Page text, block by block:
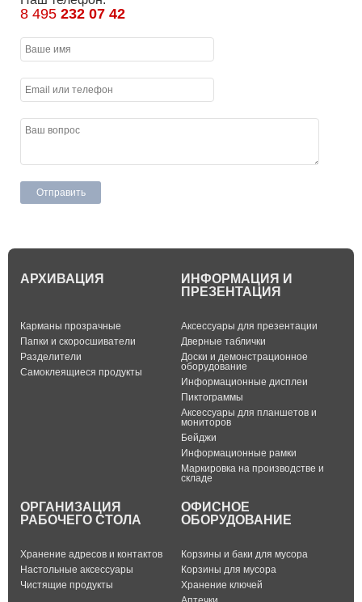
8 495 232 07 42
АРХИВАЦИЯ
Карманы прозрачные
Папки и скоросшиватели
Разделители
Самоклеящиеся продукты
ИНФОРМАЦИЯ И
ПРЕЗЕНТАЦИЯ
Аксессуары для презентации
Дверные таблички
Доски и демонстрационное
оборудование
Информационные дисплеи
Пиктограммы
Аксессуары для планшетов и
мониторов
Бейджи
Информационные рамки
Маркировка на производстве и
складе
ОРГАНИЗАЦИЯ
РАБОЧЕГО СТОЛА
Хранение адресов и контактов
Настольные аксессуары
Чистящие продукты
ОФИСНОЕ
ОБОРУДОВАНИЕ
Корзины и баки для мусора
Корзины для мусора
Хранение ключей